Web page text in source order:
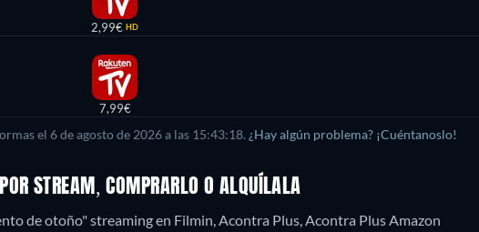
2,99€ HD
7,99€
el 6 de agosto de 2026 a las 15:43:18. ¿Hay algún problema? ¡Cuéntanoslo!
STREAM, COMPRARLO O ALQUÍLALA
de otoño" streaming en Filmin, Acontra Plus, Acontra Plus Amazon